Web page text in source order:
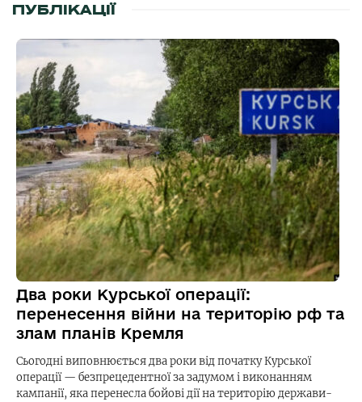
ПУБЛІКАЦІЇ
Два роки Курської операції:
перенесення війни на територію рф та
злам планів Кремля
Сьогодні виповнюється два роки від початку Курської
операції — безпрецедентної за задумом і виконанням
кампанії, яка перенесла бойові дії на територію держави-